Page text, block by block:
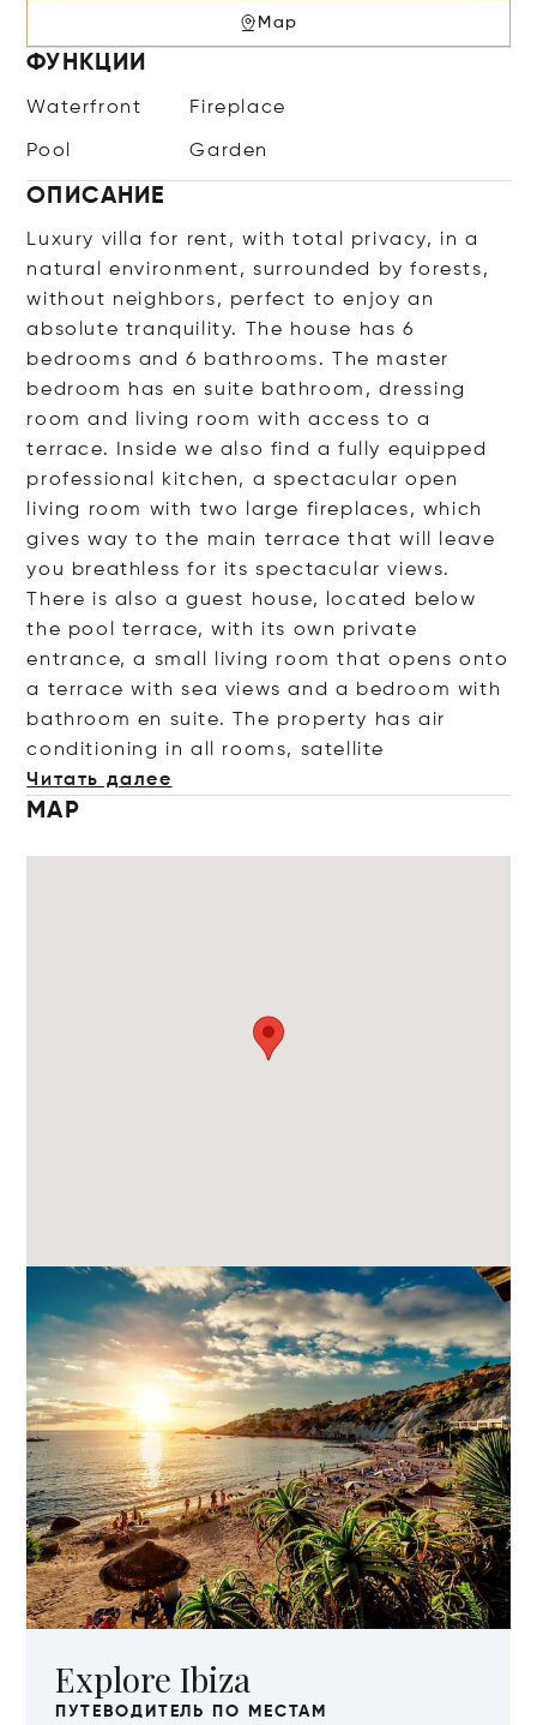
Map
ФУНКЦИИ
Waterfront Fireplace
Pool Garden
ОПИСАНИЕ
Luxury villa for rent, with total privacy, in a
natural environment, surrounded by forests,
without neighbors, perfect to enjoy an
absolute tranquility. The house has 6
bedrooms and 6 bathrooms. The master
bedroom has en suite bathroom, dressing
room and living room with access to a
terrace. Inside we also find a fully equipped
professional kitchen, a spectacular open
living room with two large fireplaces, which
gives way to the main terrace that will leave
you breathless for its spectacular views.
There is also a guest house, located below
the pool terrace, with its own private
entrance, a small living room that opens onto
a terrace with sea views and a bedroom with
bathroom en suite. The property has air
conditioning in all rooms, satel
lite
Читать далее
MAP
Explore Ibiza
ПУТЕВОДИТЕЛЬ ПО МЕСТАМ